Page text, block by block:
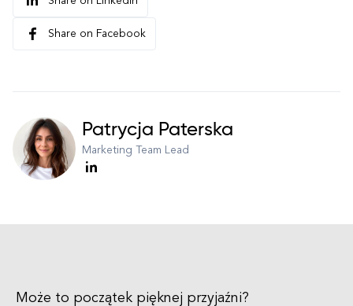
Share on Facebook
Patrycja Paterska
Marketing Team Lead
Może to początek pięknej przyjaźni?